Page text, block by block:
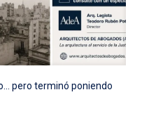
pero terminó poniendo